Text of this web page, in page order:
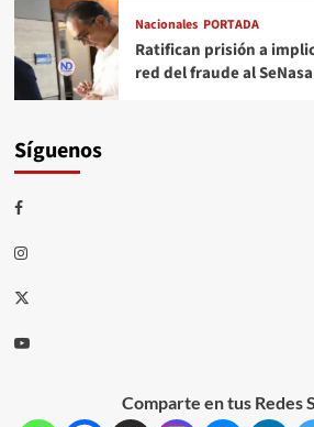
Nacionales PORTADA
Ratifican prisión a
red del fraude al SeNasa
Síguenos
Comparte en tus Redes